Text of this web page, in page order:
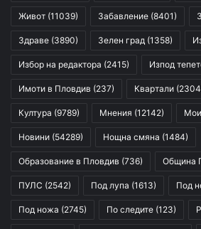
Живот (11039) Забавление (8401)
Здраве (3890) Зелен град (1358)
Избор на редактора (2415) Изпод
Имоти в Пловдив (237) Квартали
Култура (9789) Мнения (12142)
Новини (54289) Нощна смяна (1484)
Образование в Пловдив (736) Община
ПУЛС (2542) Под лупа (1613) Под
Под ножа (2745) По следите (123)